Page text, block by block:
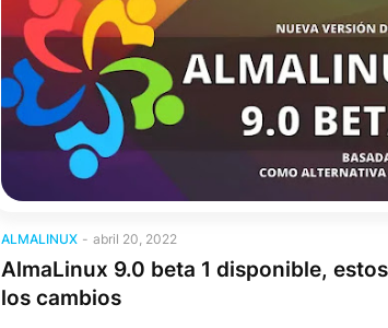
ALMALINUX - abril 20, 2022
AlmaLinux 9.0 beta 1 disponible,
los cambios